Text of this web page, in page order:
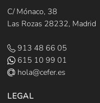
C/ Mónaco, 38
Las Rozas 28232, Madrid
913 48 66 05
615 10 99 01
hola@cefer.es
LEGAL